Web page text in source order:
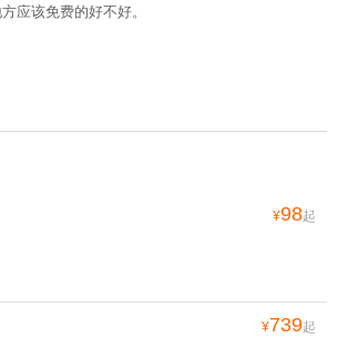
应该免费的好不好。
¥98起
¥739起